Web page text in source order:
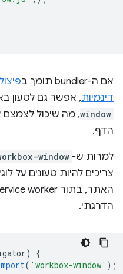
אם ה-bundler תומך ב
דינמיות, אפשר גם לטעון
window, מה שיכול
הדף.
למרות ש- window
צריכים להיות טעונים על
הדרגתי.
)
{
( 'workbox-window' );